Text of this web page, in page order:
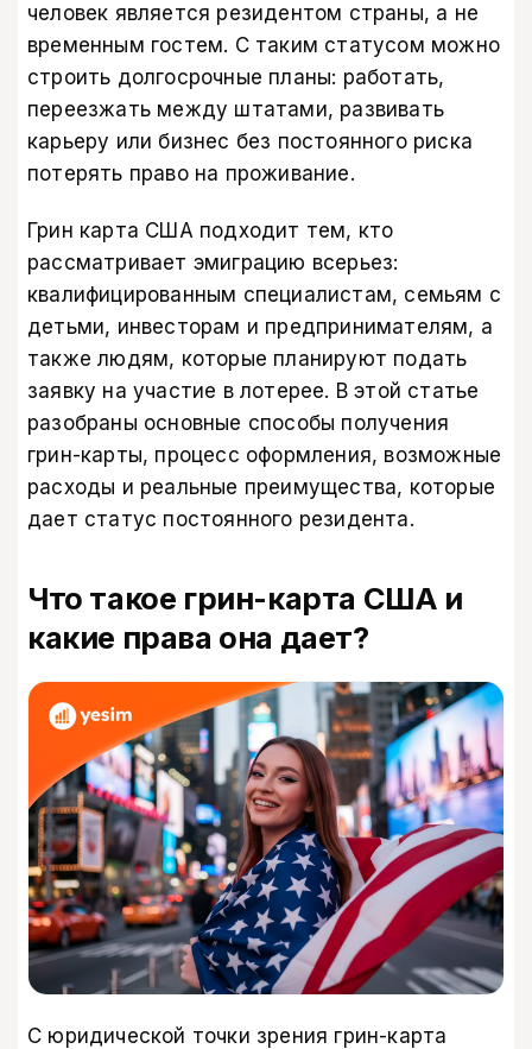
человек является резидентом страны, а не
временным гостем. С таким статусом можно
строить долгосрочные планы: работать,
переезжать между штатами, развивать
карьеру или бизнес без постоянного риска
потерять право на проживание.
Грин карта США подходит тем, кто
рассматривает эмиграцию всерьез:
квалифицированным специалистам, семьям с
детьми, инвесторам и предпринимателям, а
также людям, которые планируют подать
заявку на участие в лотерее. В этой статье
разобраны основные способы получения
грин-карты, процесс оформления, возможные
расходы и реальные преимущества, которые
дает статус постоянного резидента.
Что такое грин-карта США и
какие права она дает?
С юридической точки зрения грин-карта